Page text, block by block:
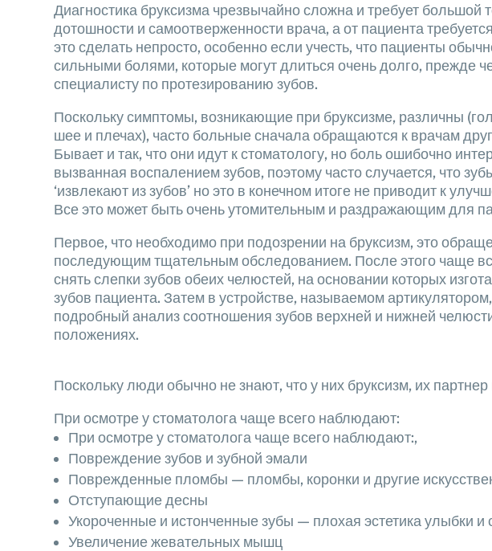
Диагностика бруксизма чрезвычайно сложна и требует большой
дотошности и самоотверженности врача, а от пациента
это сделать непросто, особенно если учесть, что пациенты
сильными болями, которые могут длиться очень долго, прежде
специалисту по протезированию зубов.
Поскольку симптомы, возникающие при бруксизме, различны
шее и плечах), часто больные сначала обращаются к врачам
Бывает и так, что они идут к стоматологу, но боль ошибочно
вызванная воспалением зубов, поэтому часто случается, что
‘извлекают из зубов’ но это в конечном итоге не приводит к
Все это может быть очень утомительным и раздражающим для
Первое, что необходимо при подозрении на бруксизм, это
последующим тщательным обследованием. После этого чаще
снять слепки зубов обеих челюстей, на основании которых
зубов пациента. Затем в устройстве, называемом
подробный анализ соотношения зубов верхней и нижней
положениях.
Поскольку люди обычно не знают, что у них бруксизм, их
При осмотре у стоматолога чаще всего наблюдают:
При осмотре у стоматолога чаще всего наблюдают:,
Повреждение зубов и зубной эмали
Поврежденные пломбы — пломбы, коронки и другие
Отступающие десны
Укороченные и истонченные зубы — плохая эстетика улыбки и
Увеличение жевательных мышц